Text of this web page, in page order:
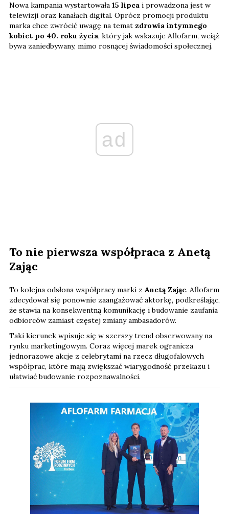
Nowa kampania wystartowała 15 lipca i prowadzona jest w
telewizji oraz kanałach digital. Oprócz promocji produktu
marka chce zwrócić uwagę na temat zdrowia intymnego
kobiet po 40. roku życia, który jak wskazuje Aflofarm, wciąż
bywa zaniedbywany, mimo rosnącej świadomości społecznej.
ad
To nie pierwsza współpraca z Anetą
Zając
To kolejna odsłona współpracy marki z Anetą Zając. Aflofarm
zdecydował się ponownie zaangażować aktorkę, podkreślając,
że stawia na konsekwentną komunikację i budowanie zaufania
odbiorców zamiast częstej zmiany ambasadorów.
Taki kierunek wpisuje się w szerszy trend obserwowany na
rynku marketingowym. Coraz więcej marek ogranicza
jednorazowe akcje z celebrytami na rzecz długofalowych
współprac, które mają zwiększać wiarygodność przekazu i
ułatwiać budowanie rozpoznawalności.